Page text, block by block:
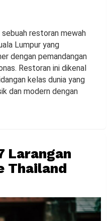
sebuah restoran mewah
Lumpur yang
dengan pemandangan
Restoran ini dikenal
kelas dunia yang
dan modern dengan
Larangan
Thailand